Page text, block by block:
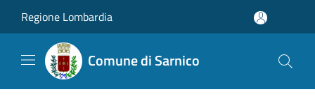
Regione Lombardia
Comune di Sarnico